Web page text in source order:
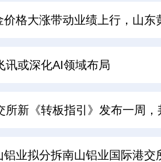
价格大涨带动业绩上行，山
讯或深化AI领域布局
所新《转板指引》发布一周
铝业拟分拆南山铝业国际港